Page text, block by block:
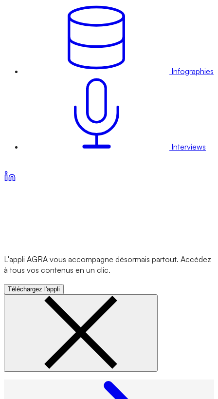
Infographies
Interviews
L'appli AGRA vous accompagne désormais partout. Accédez
à tous vos contenus en un clic.
Téléchargez l'appli